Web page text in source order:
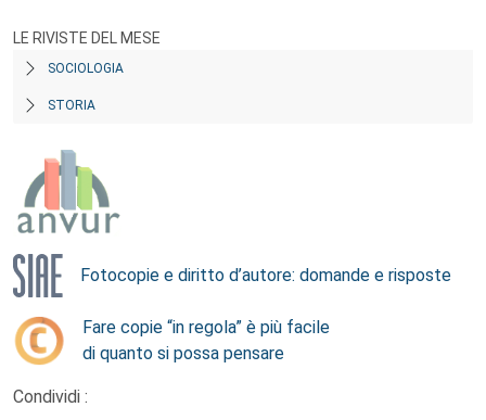
LE RIVISTE DEL MESE
SOCIOLOGIA
STORIA
Fotocopie e diritto d’autore: domande e risposte
Fare copie “in regola” è più facile
di quanto si possa pensare
Condividi :